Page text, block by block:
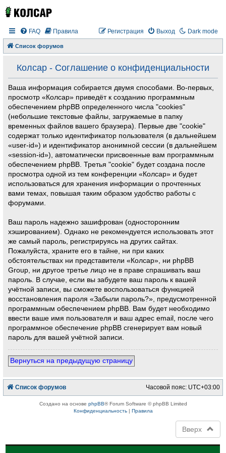
Dark mode
FAQ Правила Выход
Регистрация
Список форумов
Колсар - Соглашение о конфиденциальности
Ваша информация собирается двумя способами. Во-первых,
просмотр «Колсар» приведёт к созданию программным
обеспечением phpBB определенного числа "cookies"
(небольшие текстовые файлы, загружаемые в папку
временных файлов вашего браузера). Первые две "cookie"
содержат только идентификатор пользователя (в дальнейшем
«user-id») и идентификатор анонимной сессии (в дальнейшем
«session-id»), автоматически присвоенные вам программным
обеспечением phpBB. Третья "cookie" будет создана после
просмотра одной из тем конференции «Колсар» и будет
использоваться для хранения информации о прочтенных
вами темах, повышая таким образом удобство работы с
форумами.
Ваш пароль надежно зашифрован (односторонним
хэшированием). Однако не рекомендуется использовать этот
же самый пароль, регистрируясь на других сайтах.
Пожалуйста, храните его в тайне, ни при каких
обстоятельствах ни представители «Колсар», ни phpBB
Group, ни другое третье лицо не в праве спрашивать ваш
пароль. В случае, если вы забудете ваш пароль к вашей
учётной записи, вы сможете воспользоваться функцией
восстановления пароля «Забыли пароль?», предусмотренной
программным обеспечением phpBB. Вам будет необходимо
ввести ваше имя пользователя и ваш адрес email, после чего
программное обеспечение phpBB сгенерирует вам новый
пароль для вашей учётной записи.
Вернуться на предыдущую страницу
Список форумов Часовой пояс: UTC+03:00
Создано на основе phpBB® Forum Software © phpBB Limited
Конфиденциальность| Правила
Вверх